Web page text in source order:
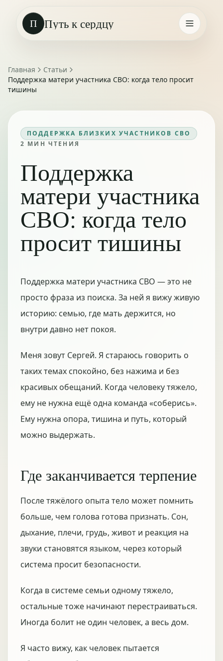
П Путь к сердцу
Главная
Статьи
Поддержка матери участника СВО: когда тело просит
тишины
ПОДДЕРЖКА БЛИЗКИХ УЧАСТНИКОВ СВО
2 МИН ЧТЕНИЯ
Поддержка
матери участника
СВО: когда тело
просит тишины
Поддержка матери участника СВО — это не
просто фраза из поиска. За ней я вижу живую
историю: семью, где мать держится, но
внутри давно нет покоя.
Меня зовут Сергей. Я стараюсь говорить о
таких темах спокойно, без нажима и без
красивых обещаний. Когда человеку тяжело,
ему не нужна ещё одна команда «соберись».
Ему нужна опора, тишина и путь, который
можно выдержать.
Где заканчивается терпение
После тяжёлого опыта тело может помнить
больше, чем голова готова признать. Сон,
дыхание, плечи, грудь, живот и реакция на
звуки становятся языком, через который
система просит безопасности.
Когда в системе семьи одному тяжело,
остальные тоже начинают перестраиваться.
Иногда болит не один человек, а весь дом.
Я часто вижу, как человек пытается